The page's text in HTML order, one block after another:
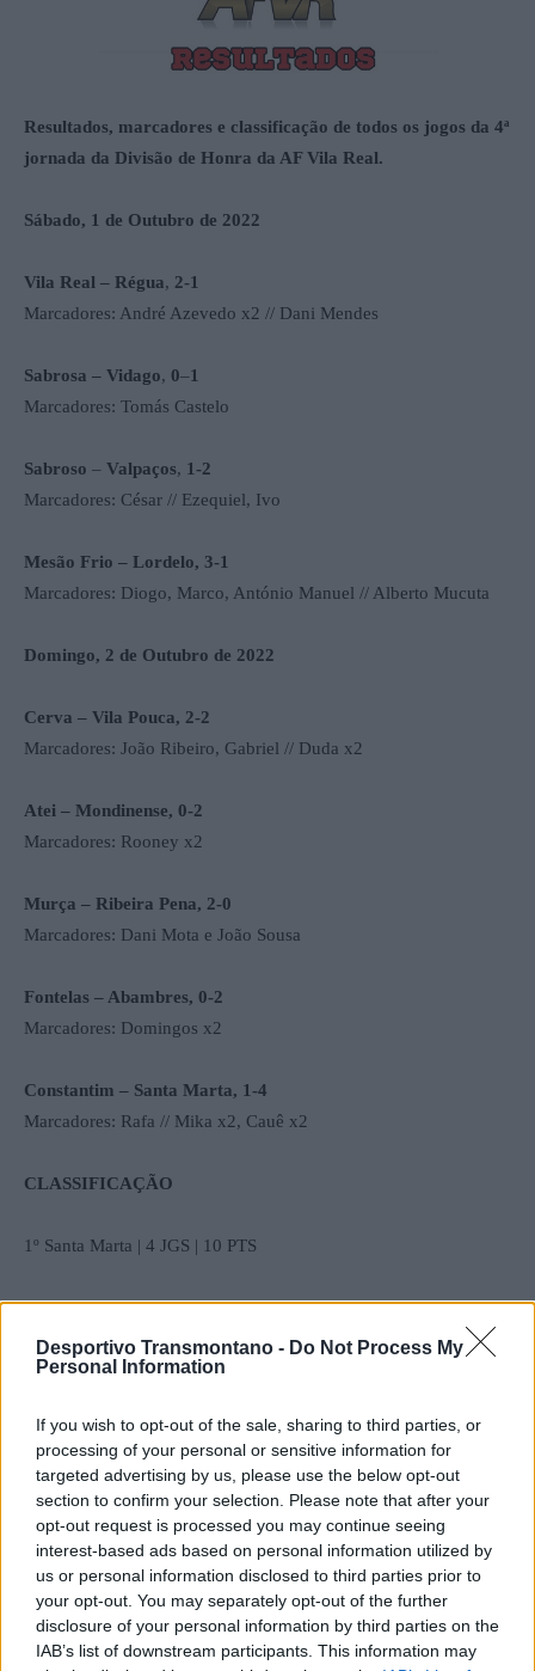
Desportivo Transmontano - Do Not Process My
Personal Information
If you wish to opt-out of the sale, sharing to third parties, or
processing of your personal or sensitive information for
targeted advertising by us, please use the below opt-out
section to confirm your selection. Please note that after your
opt-out request is processed you may continue seeing
interest-based ads based on personal information utilized by
us or personal information disclosed to third parties prior to
your opt-out. You may separately opt-out of the further
disclosure of your personal information by third parties on the
IAB’s list of downstream participants. This information may
Resultados, marcadores e classificação de todos os jogos da 4ª
jornada da Divisão de Honra da AF Vila Real.
Sábado, 1 de Outubro de 2022
Vila Real – Régua, 2-1
Marcadores: André Azevedo x2 // Dani Mendes
Sabrosa – Vidago, 0–1
Marcadores: Tomás Castelo
Sabroso – Valpaços, 1-2
Marcadores: César // Ezequiel, Ivo
Mesão Frio – Lordelo, 3-1
Marcadores: Diogo, Marco, António Manuel // Alberto Mucuta
Domingo, 2 de Outubro de 2022
Cerva – Vila Pouca, 2-2
Marcadores: João Ribeiro, Gabriel // Duda x2
Atei – Mondinense, 0-2
Marcadores: Rooney x2
Murça – Ribeira Pena, 2-0
Marcadores: Dani Mota e João Sousa
Fontelas – Abambres, 0-2
Marcadores: Domingos x2
Constantim – Santa Marta, 1-4
Marcadores: Rafa // Mika x2, Cauê x2
CLASSIFICAÇÃO
1º Santa Marta | 4 JGS | 10 PTS
2º Vila Real | 4 JGS | 10 PTS
3º Valpaços | 4 JGS | 9 PTS
4º Abambres | 4 JGS | 9 PTS
5º Vidago | 4 JGS | 9 PTS
6º Mondinense | 3 JGS | 7 PTS
7º Régua | 3 JGS | 6 PTS